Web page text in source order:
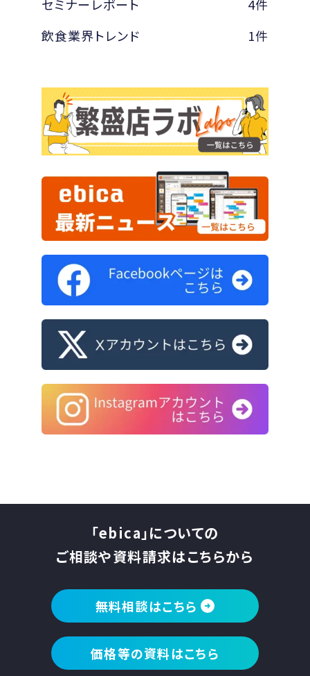
セミナーレポート
4件
飲食業界トレンド
1件
「ebica」についての
ご相談や資料請求はこちらから
無料相談はこちら
価格等の資料はこちら